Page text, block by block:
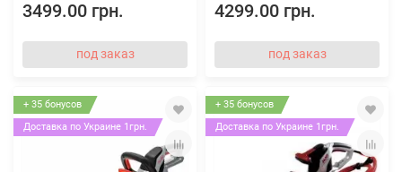
3499.00 грн.
под заказ
4299.00 грн.
под заказ
+ 35 бонусов
Доставка по Украине 1грн.
+ 35 бонусов
Доставка по Украине 1грн.